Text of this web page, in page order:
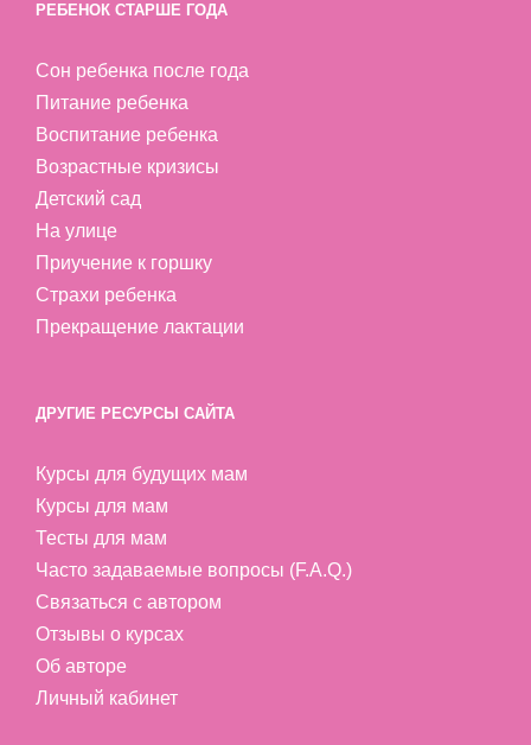
РЕБЕНОК СТАРШЕ ГОДА
Сон ребенка после года
Питание ребенка
Воспитание ребенка
Возрастные кризисы
Детский сад
На улице
Приучение к горшку
Страхи ребенка
Прекращение лактации
ДРУГИЕ РЕСУРСЫ САЙТА
Курсы для будущих мам
Курсы для мам
Тесты для мам
Часто задаваемые вопросы (F.A.Q.)
Связаться с автором
Отзывы о курсах
Об авторе
Личный кабинет